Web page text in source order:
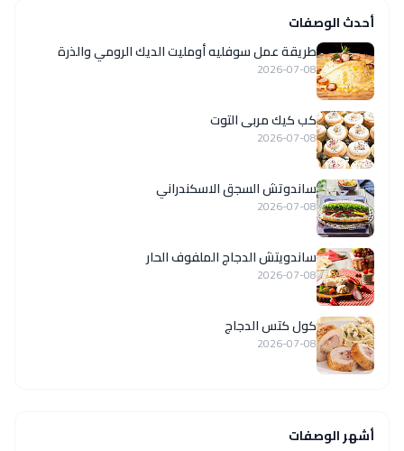
أحدث الوصفات
طريقة عمل سوفليه أومليت الديك الرومي والذرة
2026-07-08
كب كيك مربى التوت
2026-07-08
ساندوتش السجق الاسكندراني
2026-07-08
ساندويتش الدجاج الملفوف الحار
2026-07-08
كول كتس الدجاج
2026-07-08
أشهر الوصفات